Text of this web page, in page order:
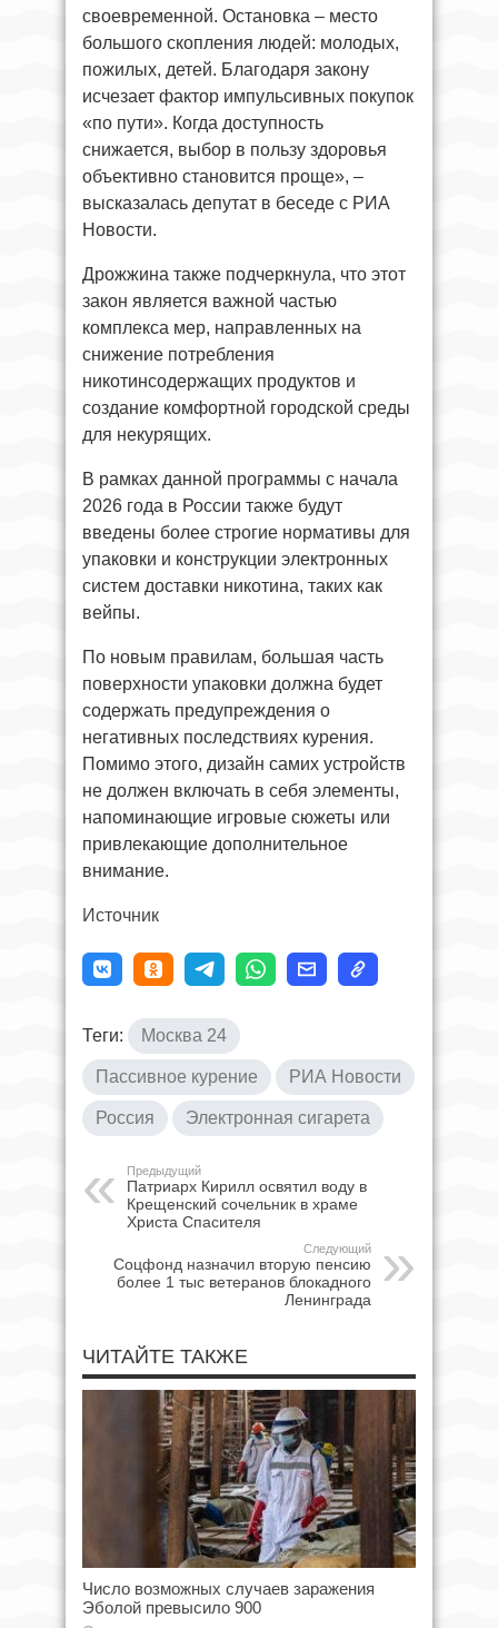
своевременной. Остановка – место
большого скопления людей: молодых,
пожилых, детей. Благодаря закону
исчезает фактор импульсивных покупок
«по пути». Когда доступность
снижается, выбор в пользу здоровья
объективно становится проще», –
высказалась депутат в беседе с РИА
Новости.
Дрожжина также подчеркнула, что этот
закон является важной частью
комплекса мер, направленных на
снижение потребления
никотинсодержащих продуктов и
создание комфортной городской среды
для некурящих.
В рамках данной программы с начала
2026 года в России также будут
введены более строгие нормативы для
упаковки и конструкции электронных
систем доставки никотина, таких как
вейпы.
По новым правилам, большая часть
поверхности упаковки должна будет
содержать предупреждения о
негативных последствиях курения.
Помимо этого, дизайн самих устройств
не должен включать в себя элементы,
напоминающие игровые сюжеты или
привлекающие дополнительное
внимание.
Источник
Теги: Москва 24
Пассивное курение РИА Новости
Россия Электронная сигарета
Предыдущий
Патриарх Кирилл освятил воду в
Крещенский сочельник в храме
Христа Спасителя
Следующий
Соцфонд назначил вторую пенсию
более 1 тыс ветеранов блокадного
Ленинграда
ЧИТАЙТЕ ТАКЖЕ
Число возможных случаев заражения
Эболой превысило 900